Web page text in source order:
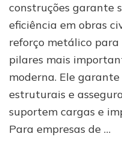
construções garante
eficiência em obras
reforço metálico para
pilares mais
moderna. Ele
estruturais e
suportem cargas e
Para empresas de …